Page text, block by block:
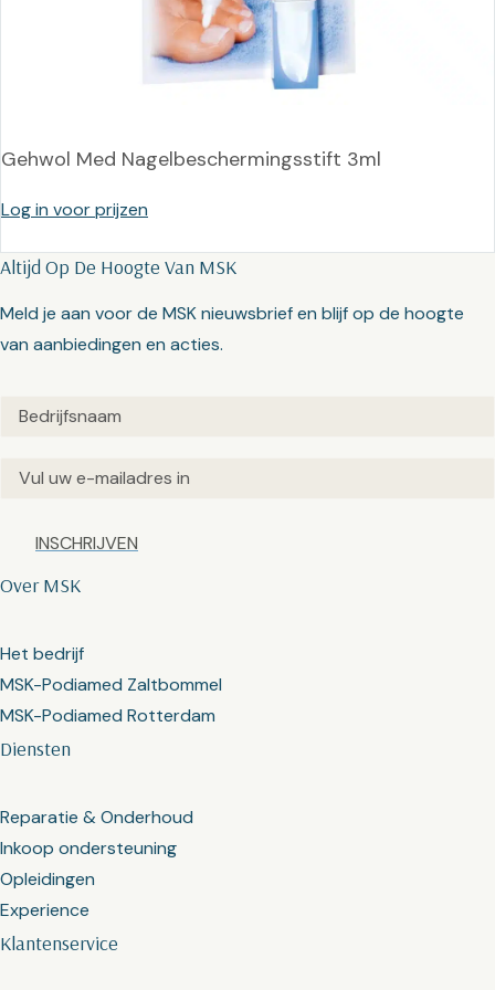
Gehwol Med Nagelbeschermingsstift 3ml
Log in voor prijzen
Klantenservice
Diensten
Reparatie & Onderhoud
Inkoop ondersteuning
Opleidingen
Experience
Over MSK
Het bedrijf
MSK-Podiamed Zaltbommel
MSK-Podiamed Rotterdam
Altijd Op De Hoogte Van MSK
Meld je aan voor de MSK nieuwsbrief en blijf op de hoogte
van aanbiedingen en acties.
Untitled(Vereist)
Email(Vereist)
Captcha